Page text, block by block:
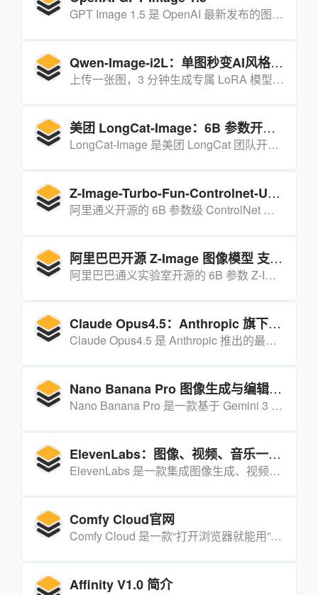
GPT Image 1.5 是 OpenAI 最新发布的图像生成与编辑模型，可在 ChatGPT 内一句话出图、改图，效果更精准、文字更清晰、安全合规更严格。
Qwen-Image-i2L：单图秒变AI风格LoRA的零门槛神器
上传一张图，3 分钟生成专属 LoRA 模型，人人都能把照片变成可商用的个性化风格引擎。
美团 LongCat-Image：6B 参数开源图像生成与编辑 SOTA 模型
LongCat-Image 是美团 LongCat 团队开源的 6B 参数轻量化图像生成模型，在中文文字渲染和图像编辑领域达到开源 SOTA 水平，兼具高性能与低部署门槛，支持文生图、图像编辑等多元任务。
Z-Image-Turbo-Fun-Controlnet-Union：6B 参数精准图像生成控制引擎
阿里通义开源的 6B 参数级 ControlNet 统一模型，用消费级显卡就能对图像生成进行像素级精准控制。
阿里巴巴开源 Z-Image 图像模型 支持中英双语渲染且轻量化高效
阿里巴巴通义实验室开源的 6B 参数 Z-Image 图像生成模型，采用单流 DiT 架构，支持中英双语文字渲染，显存占用低至 16GB，适用于消费级设备。
Claude Opus4.5：Anthropic 旗下的高性能混合推理 AI 模型
Claude Opus4.5 是 Anthropic 推出的最新旗舰混合推理 AI 模型，在编码、推理和长期任务管理方面表现卓越，同时大幅提升了安全性、效率与资源使用灵活性，能显著提高多类场景的生产力。
Nano Banana Pro 图像生成与编辑模型
Nano Banana Pro 是一款基于 Gemini 3 Pro 架构打造的图像生成与编辑模型，可生成 4K 高清图像，具备多对象融合、专业图像控制等能力，还支持联网生成与双重水印验证功能。
ElevenLabs：图像、视频、音乐一站式 AI 内容生成平台
ElevenLabs 是一款集成图像生成、视频生成、声音合成、音乐创作与音效设计的一站式 AI 内容生产平台，依托多模态模型矩阵，为用户提供高效、高质量的内容创作解决方案，适配商业与个人创作场景。
Comfy Cloud官网
Comfy Cloud 是一款“打开浏览器就能用”的云端 Stable Diffusion 平台，把原本需要高配显卡、复杂环境的 AI 绘图流程简化成“点开即生成”。
Affinity V1.0 简介